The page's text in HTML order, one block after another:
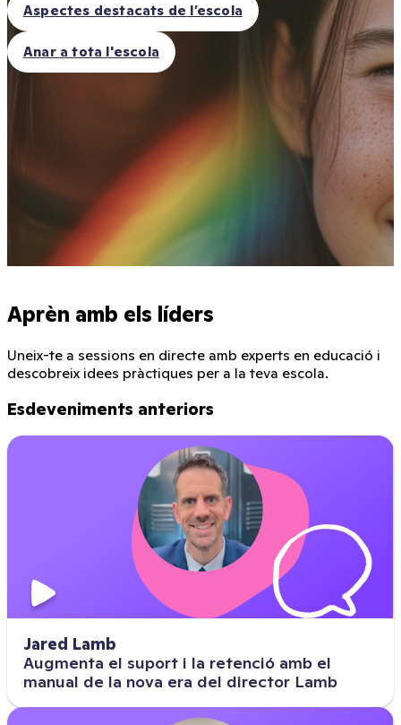
Aspectes destacats de l’escola
Anar a tota l'escola
Aprèn amb els líders
Uneix-te a sessions en directe amb experts en educació i
descobreix idees pràctiques per a la teva escola.
Esdeveniments anteriors
Jared Lamb
Augmenta el suport i la retenció amb el
manual de la nova era del director Lamb